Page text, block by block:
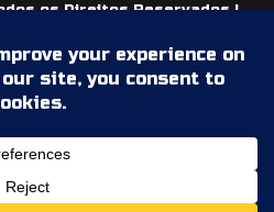
os Direitos Reservados |
Ralis em Portugal
Política de Privacidade